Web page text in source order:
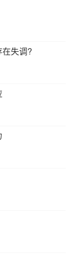
餐两点都固定
种等待，也就
都听不进去，
种情况下，我
觉等待的时间
失调?